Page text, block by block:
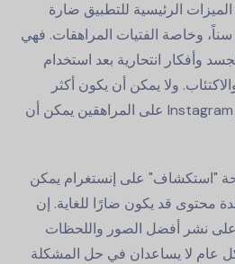
الرئيسية للتطبيق ضارة
وخاصة الفتيات المراهقات. فهي
وأفكار انتحارية بعد استخدام
ولا يمكن أن يكون أكثر
وضوحاً من ذلك أن مخاطر Instagram على المراهقين يمكن أن
"استكشاف" على إنستغرام يمكن
محتوى قد يكون ضارًا للغاية. إن
نشر أفضل الصور واللحظات
عام لا يساعدان في حل المشكلة